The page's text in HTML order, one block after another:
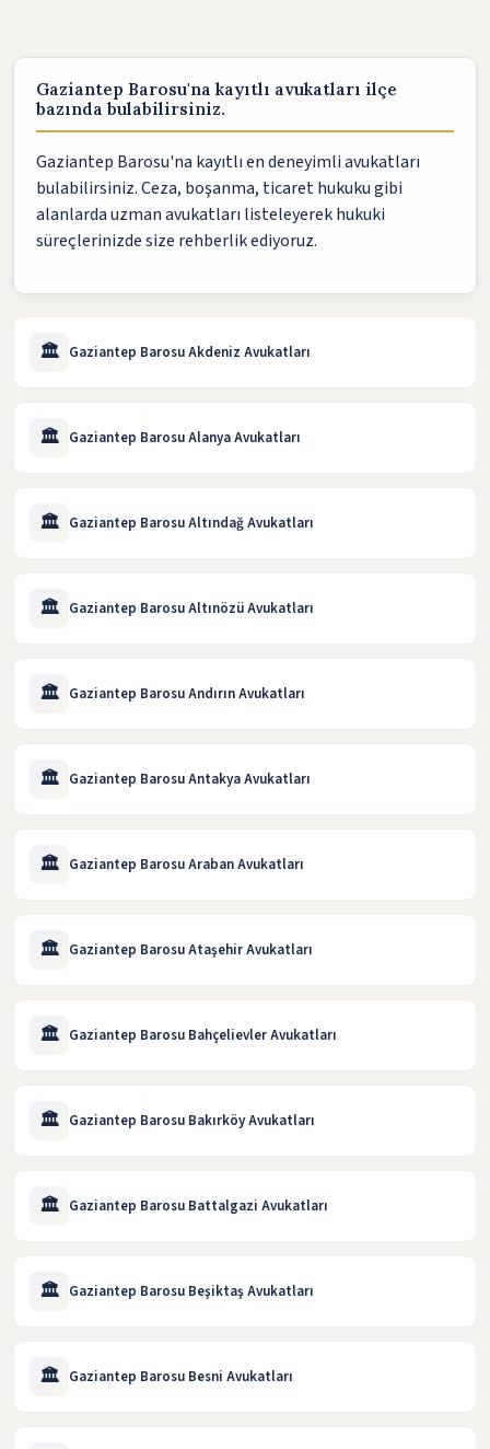
Gaziantep Barosu'na kayıtlı avukatları ilçe
bazında bulabilirsiniz.
Gaziantep Barosu'na kayıtlı en deneyimli avukatları
bulabilirsiniz. Ceza, boşanma, ticaret hukuku gibi
alanlarda uzman avukatları listeleyerek hukuki
süreçlerinizde size rehberlik ediyoruz.
🏛️ Gaziantep Barosu Akdeniz Avukatları
🏛️ Gaziantep Barosu Alanya Avukatları
🏛️ Gaziantep Barosu Altındağ Avukatları
🏛️ Gaziantep Barosu Altınözü Avukatları
🏛️ Gaziantep Barosu Andırın Avukatları
🏛️ Gaziantep Barosu Antakya Avukatları
🏛️ Gaziantep Barosu Araban Avukatları
🏛️ Gaziantep Barosu Ataşehir Avukatları
🏛️ Gaziantep Barosu Bahçelievler Avukatları
🏛️ Gaziantep Barosu Bakırköy Avukatları
🏛️ Gaziantep Barosu Battalgazi Avukatları
🏛️ Gaziantep Barosu Beşiktaş Avukatları
🏛️ Gaziantep Barosu Besni Avukatları